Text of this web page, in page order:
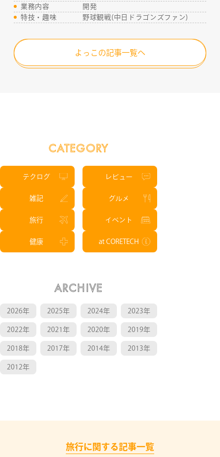
CATEGORY
テクログ レビュー
雑記 グルメ
旅行 イベント
健康 at CORETECH
ARCHIVE
2026年 2025年 2024年 2023年
2022年 2021年 2020年 2019年
2018年 2017年 2014年 2013年
2012年
業務内容
開発
特技・趣味
野球観戦(中日ドラゴンズファン)
よっこの記事一覧へ
旅行に関する記事一覧